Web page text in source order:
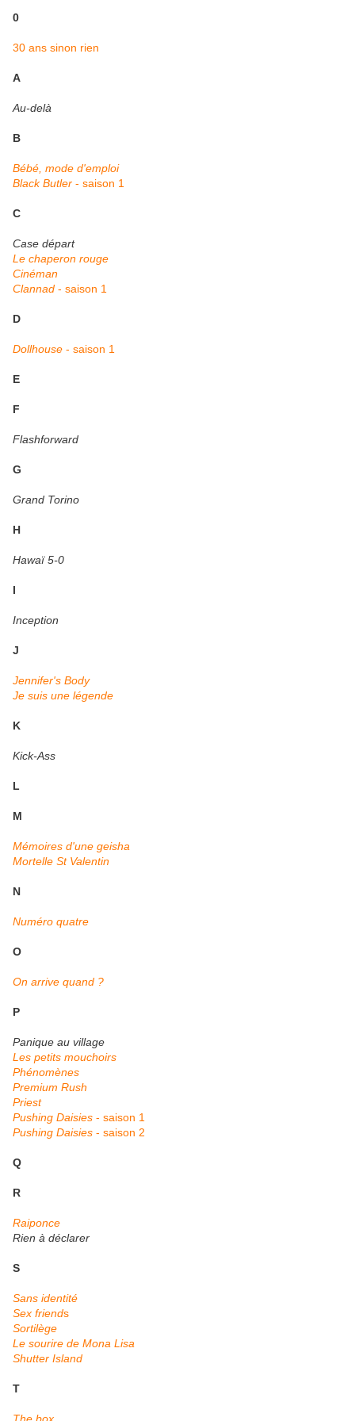
0
30 ans sinon rien
A
Au-delà
B
Bébé, mode d'emploi
Black Butler - saison 1
C
Case départ
Le chaperon rouge
Cinéman
Clannad - saison 1
D
Dollhouse - saison 1
E
F
Flashforward
G
Grand Torino
H
Hawaï 5-0
I
Inception
J
Jennifer's Body
Je suis une légende
K
Kick-Ass
L
M
Mémoires d'une geisha
Mortelle St Valentin
N
Numéro quatre
O
On arrive quand ?
P
Panique au village
Les petits mouchoirs
Phénomènes
Premium Rush
Priest
Pushing Daisies - saison 1
Pushing Daisies - saison 2
Q
R
Raiponce
Rien à déclarer
S
Sans identité
Sex friends
Sortilège
Le sourire de Mona Lisa
Shutter Island
T